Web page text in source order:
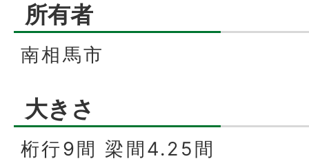
所有者
南相馬市
大きさ
桁行9間 梁間4.25間